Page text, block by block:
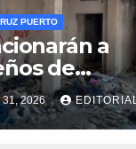
PUERTO
a
de
2026